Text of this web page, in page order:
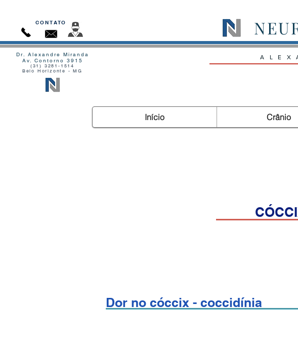
Início Crânio
CONTATO
Dr. Alexandre Miranda
Av. Contorno 3915
(31) 3281-1514
Belo Horizonte - MG
Dor no cóccix - coccidínia